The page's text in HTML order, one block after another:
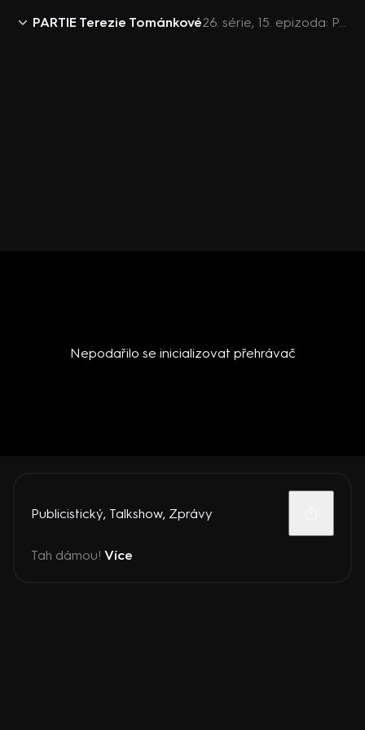
PARTIE Terezie Tománkové 26. série, 15. epizoda: PARTIE Terezie Tománkové, 12.4. v 11:00 - Martin Dvořák, Jana Černochová, Radim Fiala, Filip Turek
Nepodařilo se inicializovat přehrávač
Publicistický, Talkshow, Zprávy
Tah dámou! Více